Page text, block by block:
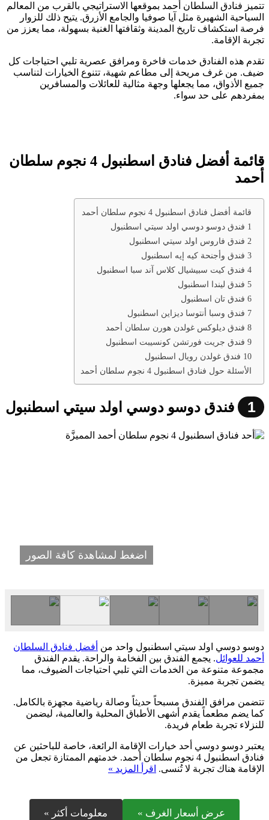
تتميز فنادق السلطان أحمد بموقعها الاستراتيجي بالقرب من المعالم
السياحية الشهيرة مثل آيا صوفيا والجامع الأزرق. يتيح ذلك للزوار
فرصة استكشاف تاريخ المدينة وثقافتها الغنية بسهولة، مما يعزز من
تجربة الإقامة.
تقدم هذه الفنادق خدمات فاخرة ومرافق عصرية تلبي احتياجات كل
ضيف. من غرف مريحة إلى مطاعم شهية، تتنوع الخيارات لتناسب
جميع الأذواق، مما يجعلها وجهة مثالية للعائلات والمسافرين
بمفردهم على حد سواء.
قائمة أفضل فنادق اسطنبول 4 نجوم سلطان
أحمد
قائمة أفضل فنادق اسطنبول 4 نجوم سلطان أحمد
1 فندق دوسو دوسي اولد سيتي اسطنبول
2 فندق فاروس اولد سيتي اسطنبول
3 فندق وأجنحة كيه إيه اسطنبول
4 فندق كيت سبيشيال كلاس آند سبا اسطنبول
5 فندق ليندا اسطنبول
6 فندق تان اسطنبول
7 فندق وسبا أنتوسا ديزاين اسطنبول
8 فندق ديلوكس غولدن هورن سلطان أحمد
9 فندق جريت فورتشن كونسيبت اسطنبول
10 فندق غولدن رويال اسطنبول
الأسئلة حول فنادق اسطنبول 4 نجوم سلطان أحمد
1 فندق دوسو دوسي اولد سيتي اسطنبول
اضغط لمشاهدة كافة الصور
دوسو دوسي اولد سيتي اسطنبول واحد من أفضل فنادق السلطان
أحمد للعوائل. يجمع الفندق بين الفخامة والراحة. يقدم الفندق
مجموعة متنوعة من الخدمات التي تلبي احتياجات الضيوف، مما
يضمن تجربة مميزة.
تتضمن مرافق الفندق مسبحاً حديثاً وصالة رياضية مجهزة بالكامل.
كما يضم مطعماً يقدم أشهى الأطباق المحلية والعالمية، ليضمن
للنزلاء تجربة طعام فريدة.
يعتبر دوسو دوسي أحد خيارات الإقامة الرائعة، خاصة للباحثين عن
فنادق اسطنبول 4 نجوم سلطان أحمد. خدمتهم الممتازة تجعل من
الإقامة هناك تجربة لا تُنسى. اقرأ المزيد »
عرض أسعار الغرف » معلومات أكثر »